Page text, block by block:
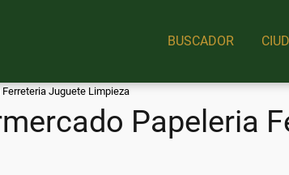
BUSCADOR
Juguete Limpieza
Papeleria